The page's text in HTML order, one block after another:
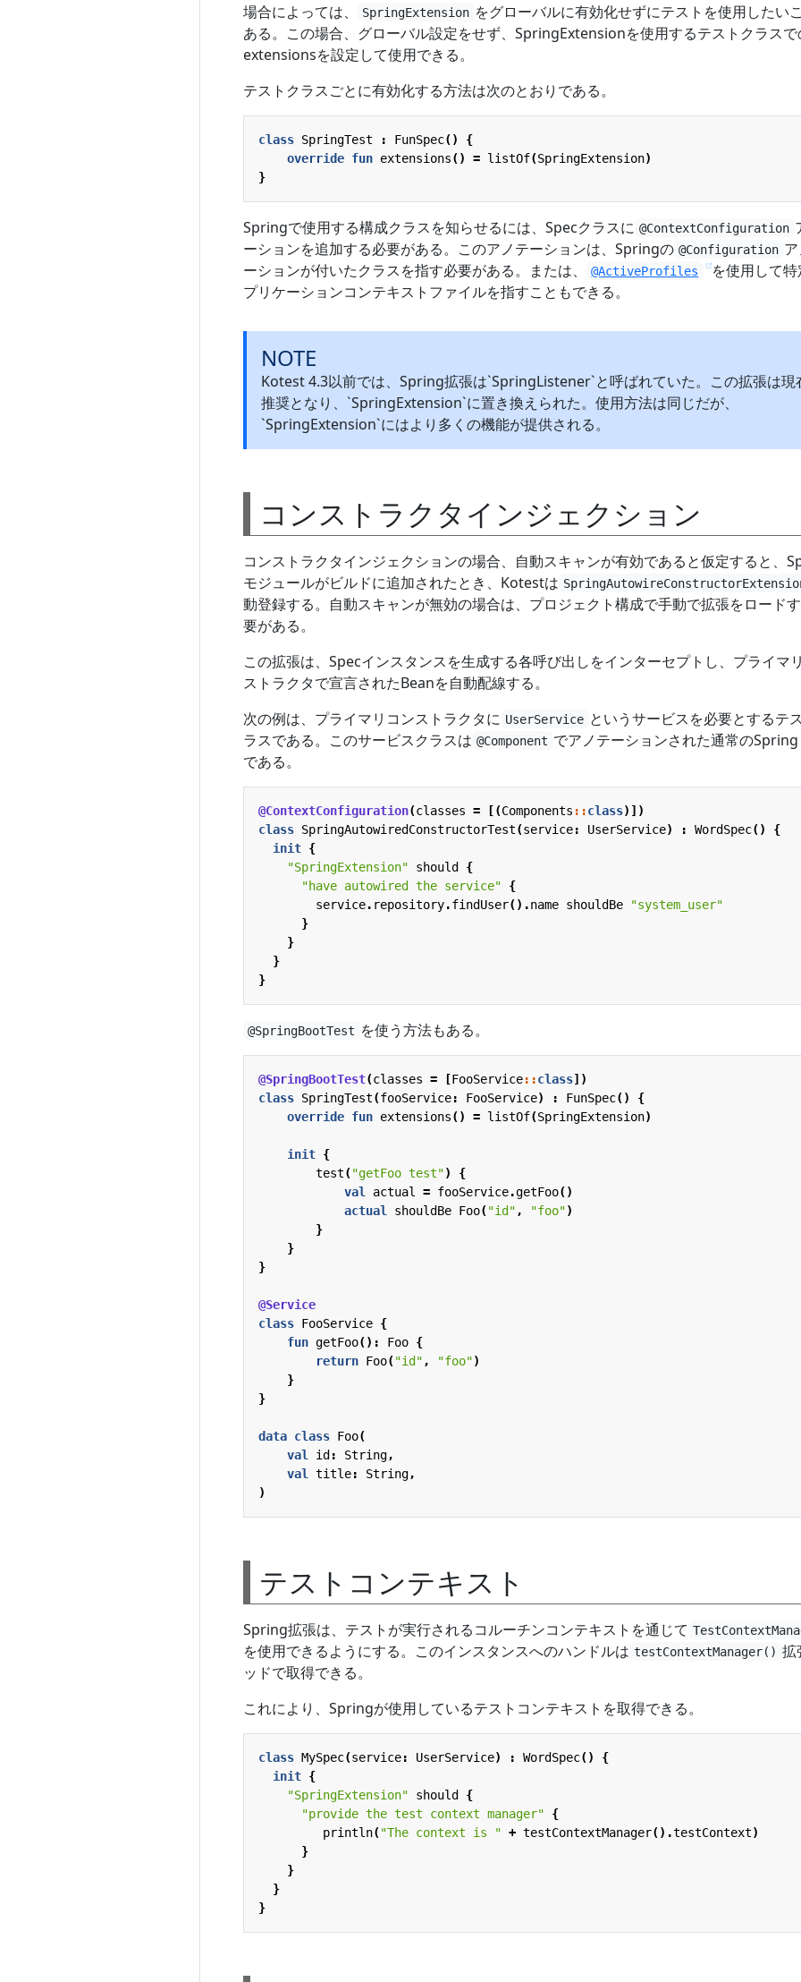
場合によっては、 SpringExtension をグローバルに有効化せずにテストを使用したい
ある。この場合、グローバル設定をせず、SpringExtensionを使用するテストクラスで
extensionsを設定して使用できる。
テストクラスごとに有効化する方法は次のとおりである。
class SpringTest : FunSpec()
{
override fun extensions() = listOf(SpringExtension)
}
Springで使用する構成クラスを知らせるには、Specクラスに @ContextConfiguration
ーションを追加する必要がある。このアノテーションは、Springの @Configuration
ーションが付いたクラスを指す必要がある。または、
@ActiveProfiles
を使用して
プリケーションコンテキストファイルを指すこともできる。
NOTE
Kotest 4.3以前では、Spring拡張は`SpringListener`と呼ばれていた。この拡張は現
推奨となり、`SpringExtension`に置き換えられた。使用方法は同じだが、
`SpringExtension`にはより多くの機能が提供される。
コンストラクタインジェクション
コンストラクタインジェクションの場合、自動スキャンが有効であると仮定すると、
モジュールがビルドに追加されたとき、Kotestは
動登録する。自動スキャンが無効の場合は、プロジェクト構成で手動で拡張をロード
要がある。
この拡張は、Specインスタンスを生成する各呼び出しをインターセプトし、プライマ
ストラクタで宣言されたBeanを自動配線する。
次の例は、プライマリコンストラクタに UserService というサービスを必要とするテ
ラスである。このサービスクラスは @Component でアノテーションされた通常の
である。
@ContextConfiguration(classes = [(Components ::class)])
class SpringAutowiredConstructorTest(service: UserService) : WordSpec()
{
init {
"SpringExtension"
should
{
"have autowired the service"
{
service. repository.findUser().name shouldBe
"system_user"
}
}
}
}
@SpringBootTest を使う方法もある。
@SpringBootTest(classes = [FooService::class])
class SpringTest(fooService: FooService) : FunSpec()
{
override fun extensions() = listOf(SpringExtension)
init {
test("getFoo test")
{
val
actual = fooService.getFoo()
actual
shouldBe Foo("id" , "foo")
}
}
}
@Service
class FooService {
fun getFoo(): Foo {
return Foo("id" , "foo")
}
}
data class Foo(
val
id : String,
val
title: String,
)
テストコンテキスト
Spring拡張は、テストが実行されるコルーチンコンテキストを通じて
を使用できるようにする。このインスタンスへのハンドルは testContextManager() 拡
ッドで取得できる。
これにより、Springが使用しているテストコンテキストを取得できる。
class MySpec(service: UserService) : WordSpec()
{
init {
"SpringExtension"
should
{
"provide the test context manager"
{
println("The context is " + testContextManager().testContext)
}
}
}
}